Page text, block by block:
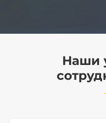
Наши